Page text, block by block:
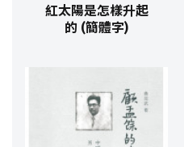
紅太陽是怎樣升起
的 (簡體字)